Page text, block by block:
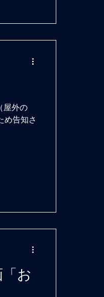
屋外の
め告知さ
お